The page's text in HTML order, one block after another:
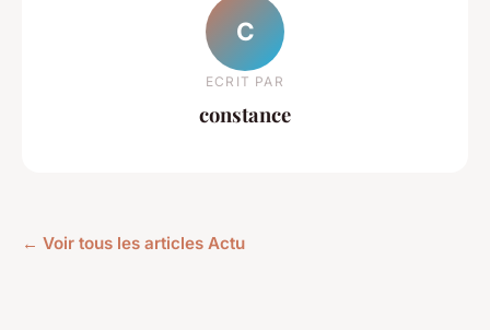
C
ECRIT PAR
constance
← Voir tous les articles Actu